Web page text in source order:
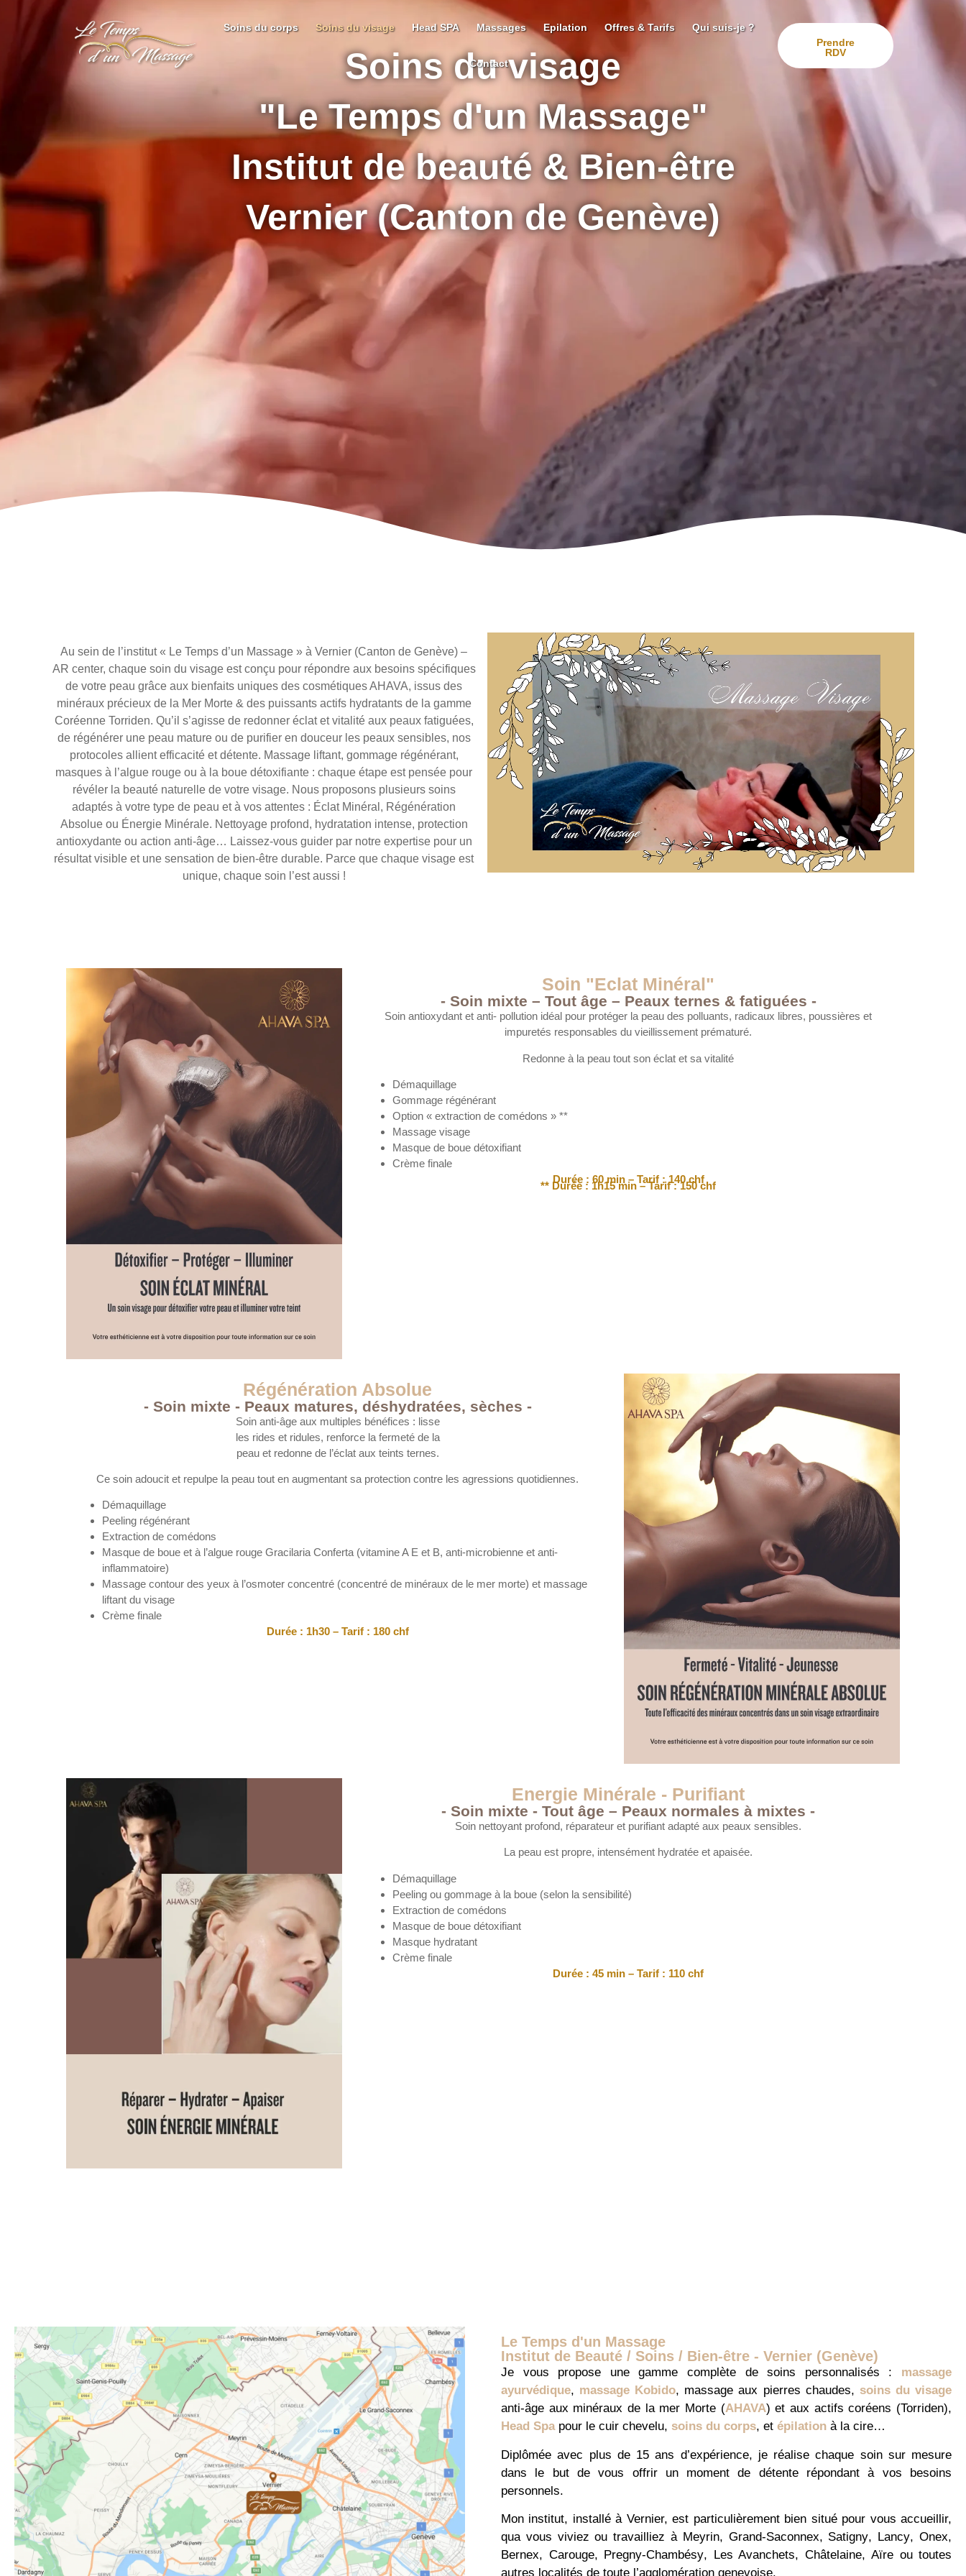
Soins du corps Soins du visage Head SPA Massages Epilation Offres & Tarifs Qui suis-je ?
Contact
Prendre
RDV
Soins du visage
"Le Temps d'un Massage"
Institut de beauté & Bien-être
Vernier (Canton de Genève)
Au sein de l’institut « Le Temps d’un Massage » à Vernier (Canton de Genève) –
AR center, chaque soin du visage est conçu pour répondre aux besoins spécifiques
de votre peau grâce aux bienfaits uniques des cosmétiques AHAVA, issus des
minéraux précieux de la Mer Morte & des puissants actifs hydratants de la gamme
Coréenne Torriden. Qu’il s’agisse de redonner éclat et vitalité aux peaux fatiguées,
de régénérer une peau mature ou de purifier en douceur les peaux sensibles, nos
protocoles allient efficacité et détente. Massage liftant, gommage régénérant,
masques à l’algue rouge ou à la boue détoxifiante : chaque étape est pensée pour
révéler la beauté naturelle de votre visage. Nous proposons plusieurs soins
adaptés à votre type de peau et à vos attentes : Éclat Minéral, Régénération
Absolue ou Énergie Minérale. Nettoyage profond, hydratation intense, protection
antioxydante ou action anti-âge… Laissez-vous guider par notre expertise pour un
résultat visible et une sensation de bien-être durable. Parce que chaque visage est
unique, chaque soin l’est aussi !
Soin "Eclat Minéral"
- Soin mixte – Tout âge – Peaux ternes & fatiguées -
Soin antioxydant et anti- pollution idéal pour protéger la peau des polluants, radicaux libres, poussières et
impuretés responsables du vieillissement prématuré.
Redonne à la peau tout son éclat et sa vitalité
Démaquillage
Gommage régénérant
Option « extraction de comédons » **
Massage visage
Masque de boue détoxifiant
Crème finale
Durée : 60 min – Tarif : 140 chf
** Durée : 1h15 min – Tarif : 150 chf
Régénération Absolue
- Soin mixte - Peaux matures, déshydratées, sèches -
Soin anti-âge aux multiples bénéfices : lisse
les rides et ridules, renforce la fermeté de la
peau et redonne de l’éclat aux teints ternes.
Ce soin adoucit et repulpe la peau tout en augmentant sa protection contre les agressions quotidiennes.
Démaquillage
Peeling régénérant
Extraction de comédons
Masque de boue et à l’algue rouge Gracilaria Conferta (vitamine A E et B, anti-microbienne et anti-
inflammatoire)
Massage contour des yeux à l’osmoter concentré (concentré de minéraux de le mer morte) et massage
liftant du visage
Crème finale
Durée : 1h30 – Tarif : 180 chf
Energie Minérale - Purifiant
- Soin mixte - Tout âge – Peaux normales à mixtes -
Soin nettoyant profond, réparateur et purifiant adapté aux peaux sensibles.
La peau est propre, intensément hydratée et apaisée.
Démaquillage
Peeling ou gommage à la boue (selon la sensibilité)
Extraction de comédons
Masque de boue détoxifiant
Masque hydratant
Crème finale
Durée : 45 min – Tarif : 110 chf
Le Temps d'un Massage
Institut de Beauté / Soins / Bien-être - Vernier (Genève)
Je vous propose une gamme complète de soins personnalisés : massage
ayurvédique, massage Kobido, massage aux pierres chaudes, soins du visage
anti-âge aux minéraux de la mer Morte (AHAVA) et aux actifs coréens (Torriden),
Head Spapour le cuir chevelu, soins du corps, et épilation à la cire…
Diplômée avec plus de 15 ans d’expérience, je réalise chaque soin sur mesure
dans le but de vous offrir un moment de détente répondant à vos besoins
personnels.
Mon institut, installé à Vernier, est particulièrement bien situé pour vous accueillir,
qua vous viviez ou travailliez à Meyrin, Grand-Saconnex, Satigny, Lancy,Onex,
Bernex, Carouge, Pregny-Chambésy, Les Avanchets, Châtelaine, Aïre ou toutes
autres localités de toute l’agglomération genevoise.